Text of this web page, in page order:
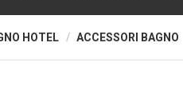
HOTEL ACCESSORI BAGNO